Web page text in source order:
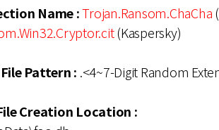
Name :Trojan.Ransom.ChaCha
(Kaspersky)
Pattern : .<4~7-Digit Random
Creation Location :